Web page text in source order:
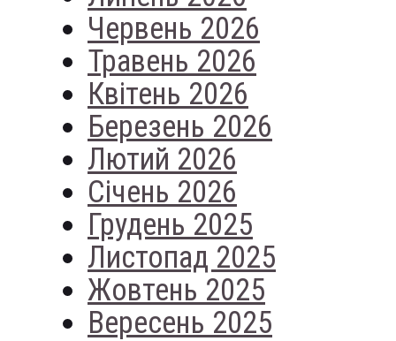
Червень 2026
Травень 2026
Квітень 2026
Березень 2026
Лютий 2026
Січень 2026
Грудень 2025
Листопад 2025
Жовтень 2025
Вересень 2025